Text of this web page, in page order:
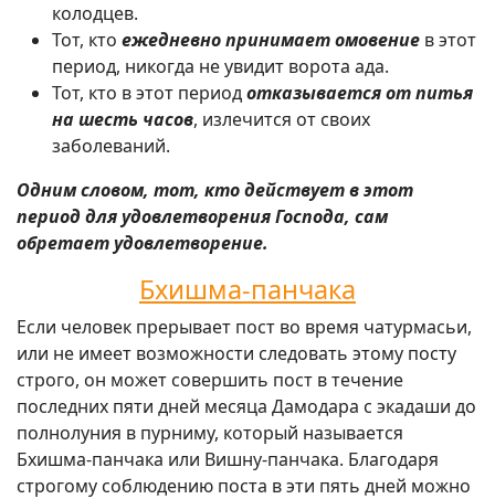
колодцев.
Тот, кто ежедневно принимает омовение в этот
период, никогда не увидит ворота ада.
Тот, кто в этот периодотказывается от питья
на шесть часов, излечится от своих
заболеваний.
Одним словом, тот, кто действует в этот
период для удовлетворения Господа, сам
обретает удовлетворение.
Бхишма-панчака
Если человек прерывает пост во время чатурмасьи,
или не имеет возможности следовать этому посту
строго, он может совершить пост в течение
последних пяти дней месяца Дамодара с экадаши до
полнолуния в пурниму, который называется
Бхишма-панчака или Вишну-панчака. Благодаря
строгому соблюдению поста в эти пять дней можно